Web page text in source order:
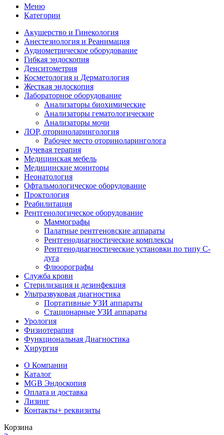
Меню
Категории
Акушерство и Гинекология
Анестезиология и Реанимация
Аудиометрическое оборудование
Гибкая эндоскопия
Денситометрия
Косметология и Дерматология
Жесткая эндоскопия
Лабораторное оборудование
Анализаторы биохимические
Анализаторы гематологические
Анализаторы мочи
ЛОР, оториноларингология
Рабочее место оториноларинголога
Лучевая терапия
Медицинская мебель
Медицинские мониторы
Неонатология
Офтальмологическое оборудование
Проктология
Реабилитация
Рентгенологическое оборудование
Маммографы
Палатные рентгеновские аппараты
Рентгенодиагностические комплексы
Рентгенодиагностические установки по типу С-
дуга
Флюорографы
Служба крови
Стерилизация и дезинфекция
Ультразвуковая диагностика
Портативные УЗИ аппараты
Стационарные УЗИ аппараты
Урология
Физиотерапия
Функциональная Диагностика
Хирургия
О Компании
Каталог
MGB Эндоскопия
Оплата и доставка
Лизинг
Контакты+ реквизиты
Корзина